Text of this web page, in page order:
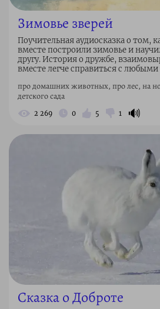
Зимовье зверей
Поучительная аудиосказка о том,
вместе построили зимовье и
другу. История о дружбе,
вместе легче справиться с
про домашних животных, про лес, на
детского сада
2 269 0 5 1 🔊
Сказка о Доброте